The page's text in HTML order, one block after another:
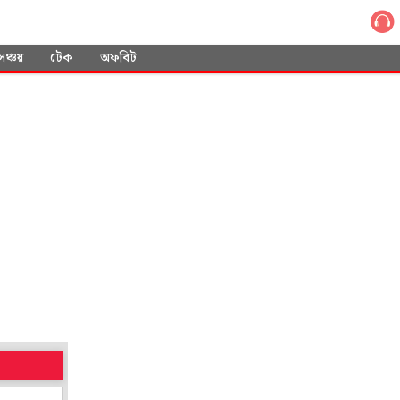
টেক অফবিট